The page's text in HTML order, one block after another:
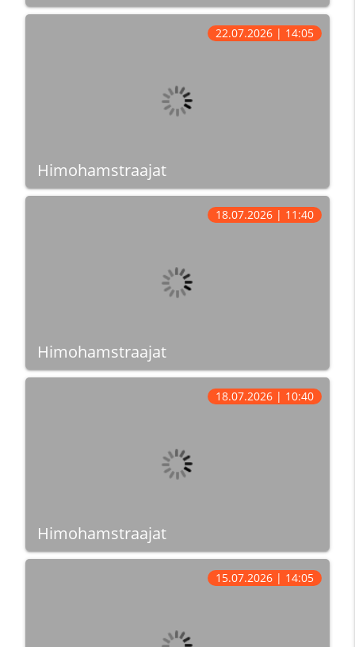
Himohamstraajat
22.07.2026 | 14:05
Himohamstraajat
18.07.2026 | 11:40
Himohamstraajat
18.07.2026 | 10:40
15.07.2026 | 14:05